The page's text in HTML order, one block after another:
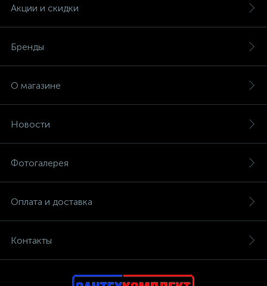
Акции и скидки
Бренды
О магазине
Новости
Фотогалерея
Оплата и доставка
Контакты